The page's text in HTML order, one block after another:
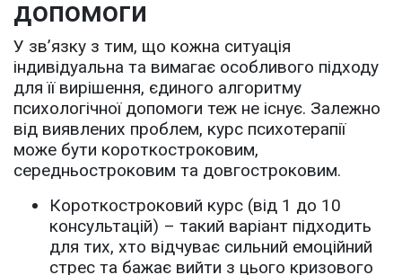
допомоги
У зв’язку з тим, що кожна ситуація
індивідуальна та вимагає особливого підходу
для її вирішення, єдиного алгоритму
психологічної допомоги теж не існує. Залежно
від виявлених проблем, курс психотерапії
може бути короткостроковим,
середньостроковим та довгостроковим.
Короткостроковий курс (від 1 до 10
консультацій) – такий варіант підходить
для тих, хто відчуває сильний емоційний
стрес та бажає вийти з цього кризового